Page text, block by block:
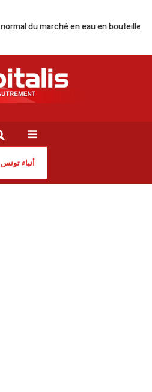
en eau en bouteille Football | Youcef
أنباء تونس